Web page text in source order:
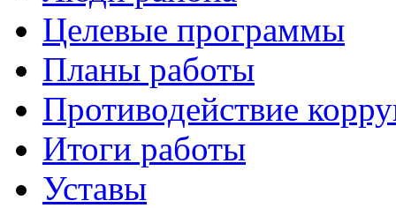
Целевые программы
Планы работы
Противодействие
Итоги работы
Уставы